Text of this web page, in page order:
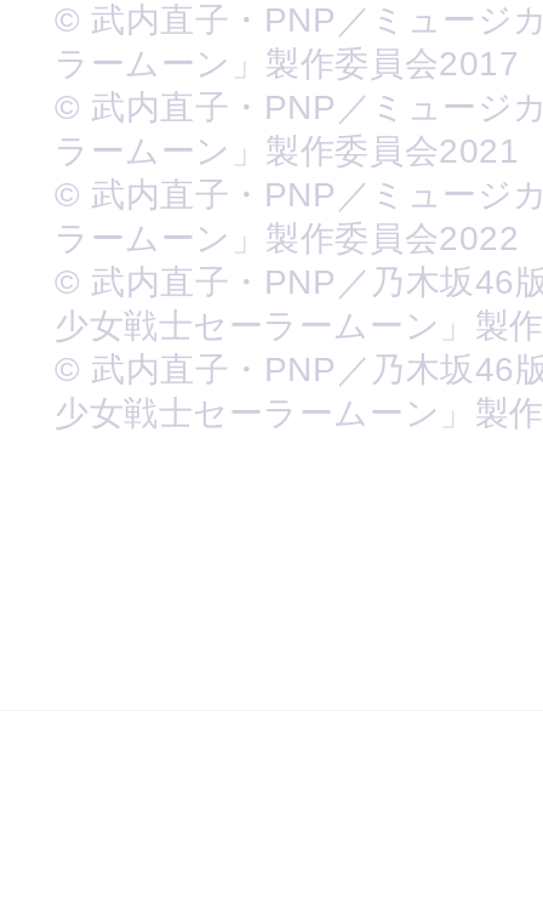
© 武内直子・PNP／ミュージ
ラームーン」製作委員会2017
© 武内直子・PNP／ミュージ
ラームーン」製作委員会2021
© 武内直子・PNP／ミュージ
ラームーン」製作委員会2022
© 武内直子・PNP／乃木坂46
少女戦士セーラームーン」製
© 武内直子・PNP／乃木坂46
少女戦士セーラームーン」製